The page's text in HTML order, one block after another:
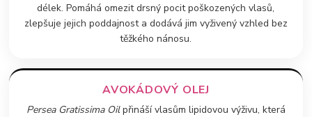
délek. Pomáhá omezit drsný pocit poškozených vlasů,
zlepšuje jejich poddajnost a dodává jim vyživený vzhled bez
těžkého nánosu.
AVOKÁDOVÝ OLEJ
Persea Gratissima Oilpřináší vlasům lipidovou výživu, která